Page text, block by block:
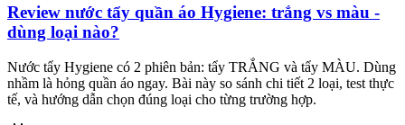
Review nước tẩy quần áo Hygiene: trắng vs màu -
dùng loại nào?
Nước tẩy Hygiene có 2 phiên bản: tẩy TRẮNG và tẩy MÀU. Dùng
nhầm là hỏng quần áo ngay. Bài này so sánh chi tiết 2 loại, test thực
tế, và hướng dẫn chọn đúng loại cho từng trường hợp.